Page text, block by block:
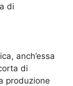
di
anch’essa
di
produzione